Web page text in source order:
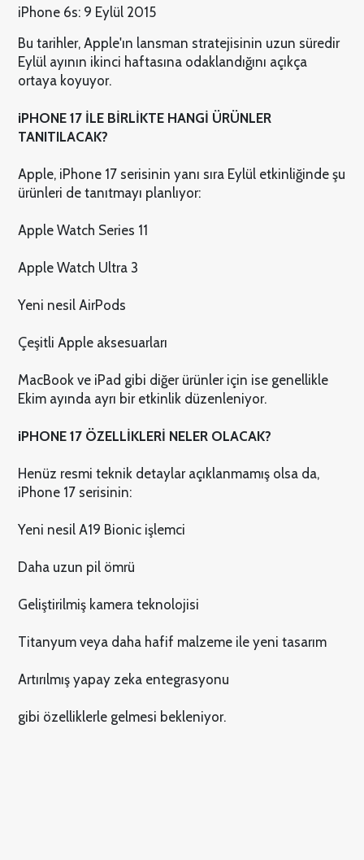
iPhone 6s: 9 Eylül 2015
Bu tarihler, Apple'ın lansman stratejisinin uzun süredir
Eylül ayının ikinci haftasına odaklandığını açıkça
ortaya koyuyor.
iPHONE 17 İLE BİRLİKTE HANGİ ÜRÜNLER
TANITILACAK?
Apple, iPhone 17 serisinin yanı sıra Eylül etkinliğinde şu
ürünleri de tanıtmayı planlıyor:
Apple Watch Series 11
Apple Watch Ultra 3
Yeni nesil AirPods
Çeşitli Apple aksesuarları
MacBook ve iPad gibi diğer ürünler için ise genellikle
Ekim ayında ayrı bir etkinlik düzenleniyor.
iPHONE 17 ÖZELLİKLERİ NELER OLACAK?
Henüz resmi teknik detaylar açıklanmamış olsa da,
iPhone 17 serisinin:
Yeni nesil A19 Bionic işlemci
Daha uzun pil ömrü
Geliştirilmiş kamera teknolojisi
Titanyum veya daha hafif malzeme ile yeni tasarım
Artırılmış yapay zeka entegrasyonu
gibi özelliklerle gelmesi bekleniyor.